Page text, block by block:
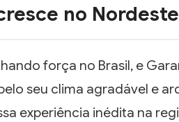
no Nordeste
força no Brasil, e
seu clima agradável e
experiência inédita na